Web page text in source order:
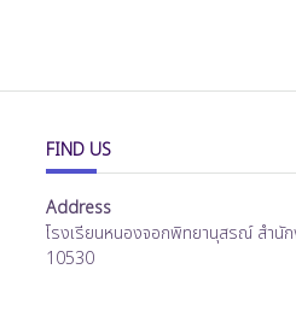
FIND US
Address
โรงเรียนหนองจอกพิทยานุสรณ์ สำนั
10530